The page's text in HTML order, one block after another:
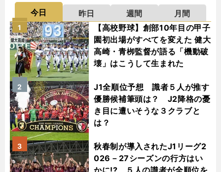
今日 昨日 週間
月間
【高校野球】創部10年目の甲子
園初出場がすべてを変えた 健大
高崎・青栁監督が語る「機動破
壊」はこうして生まれた
1
J1全順位予想 識者５人が推す
優勝候補筆頭は？ J2降格の憂
き目に遭いそうな３クラブと
は？
2
秋春制が導入されたJ1リーグ2
026－27シーズンの行方はい
3